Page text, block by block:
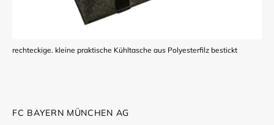
rechteckige. kleine praktische Kühltasche aus Polyesterfilz bestickt
FC BAYERN MÜNCHEN AG